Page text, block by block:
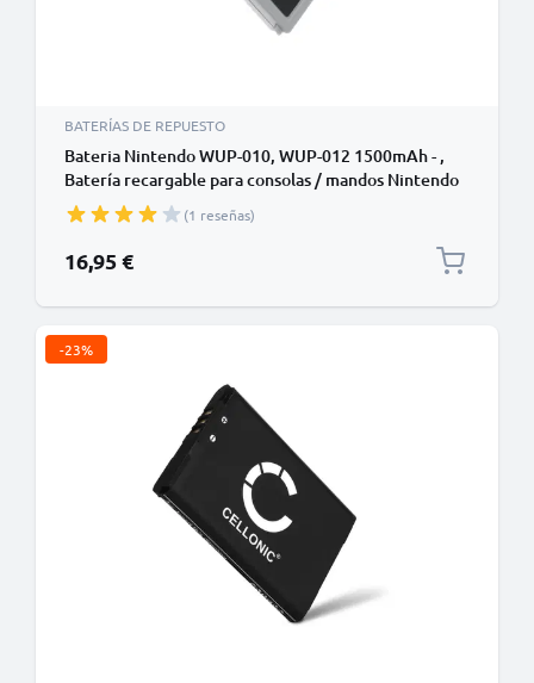
BATERÍAS DE REPUESTO
Bateria Nintendo WUP-010, WUP-012 1500mAh - ,
Batería recargable para consolas / mandos Nintendo
Wii U GamePad (1 reseñas)
16,95 €
-23%